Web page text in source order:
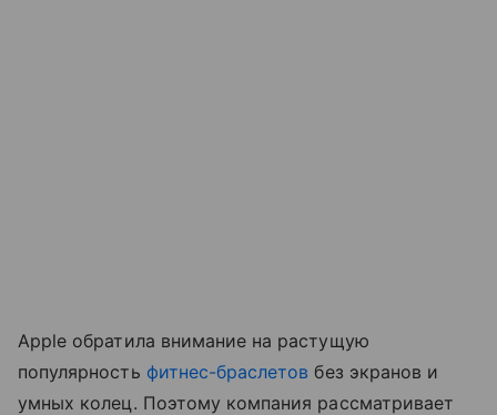
Apple обратила внимание на растущую
популярность фитнес-браслетов без экранов и
умных колец. Поэтому компания рассматривает